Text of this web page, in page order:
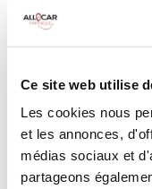
Ce site web utilise
Les cookies nous
et les annonces,
médias sociaux et
partageons
100 CV
INCLUS À